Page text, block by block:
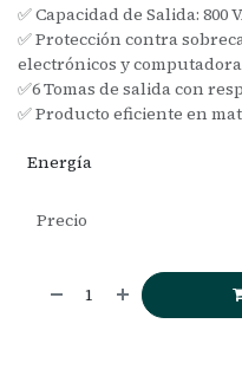
✅ Capacidad de Salida: 800
✅ Protección contra
electrónicos y
✅6 Tomas de salida con
✅ Producto eficiente en
Energía
Precio